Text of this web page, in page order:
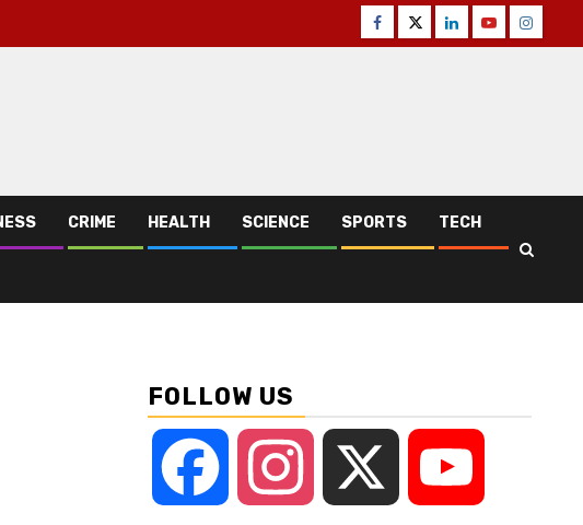
Facebook
TwitterLinkedinYoutube
CRIME HEALTH SCIENCE SPORTS TECH
FOLLOW US
Facebook Instagram